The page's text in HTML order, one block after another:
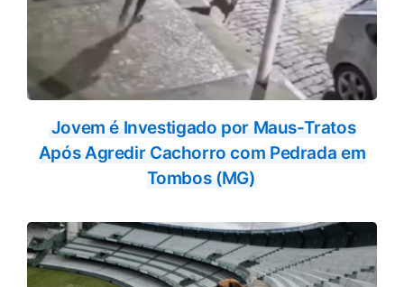
Jovem é Investigado por Maus-Tratos
Após Agredir Cachorro com Pedrada em
Tombos (MG)